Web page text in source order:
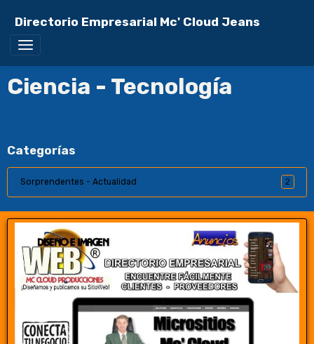
Directorio Empresarial Mc' Cloud Jeans
Ciencia - Tecnología
Categorías
Sorprendentes - Actualidad 2